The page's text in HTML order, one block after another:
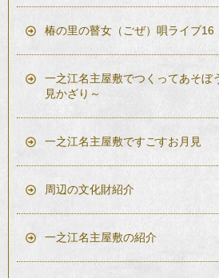
椿の里の瞽女（ごぜ）唄ライブ16
一之江名主屋敷でつくってあそぼ
見かざり～
一之江名主屋敷ですごすお月見
周辺の文化財紹介
一之江名主屋敷の紹介